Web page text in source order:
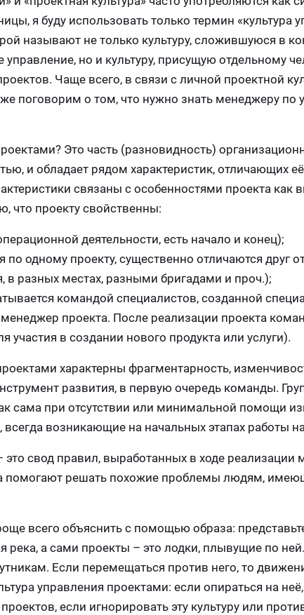
я буду использовать только термин «культура
называют не только культуру, сложившуюся в
но и культуру, присущую отдельному
Чаще всего, в связи с личной проектной
поговорим о том, что нужно знать менеджеру по
Это часть (разновидность)
и обладает рядом характеристик, отличающих
связаны с особенностями проекта как
что проекту свойственны:
деятельности, есть начало и конец);
одному проекту, существенно отличаются друг
в разных местах, разными бригадами и проч.);
командой специалистов, созданной
проекта. После реализации проекта
участия в создании нового продукта или услуги).
характерны фрагментарность,
развития, в первую очередь команды.
сама при отсутствии или минимальной помощи
возникающие на начальных этапах работы
это свод правил, выработанных в ходе реализации
помогают решать похожие проблемы людям,
всего объяснить с помощью образа:
река, а сами проекты – это лодки, плывущие по
Если перемещаться против него, то
управления проектами: если опираться на неё,
если игнорировать эту культуру или